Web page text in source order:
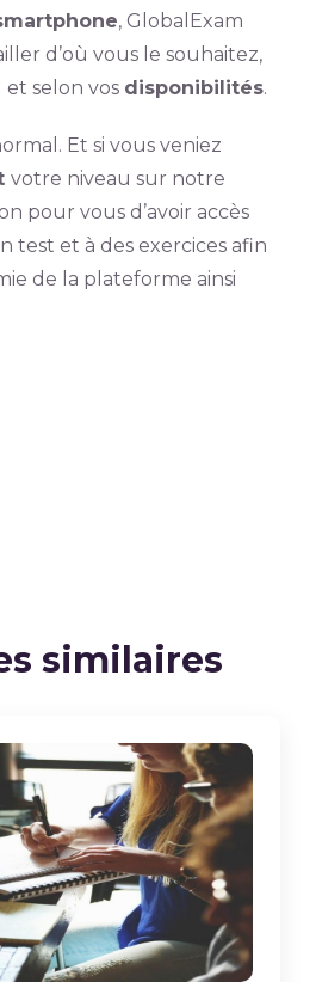
, GlobalExam
d’où vous le souhaitez,
et selon vos disponibilités.
Et si vous veniez
votre niveau sur notre
pour vous d’avoir accès
test et à des exercices afin
de la plateforme ainsi
similaires